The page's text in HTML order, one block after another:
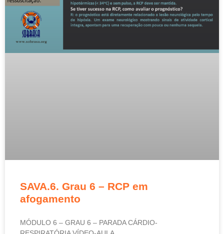
SAVA.6. Grau 6 – RCP em
afogamento
MÓDULO 6 – GRAU 6 – PARADA CÁRDIO-